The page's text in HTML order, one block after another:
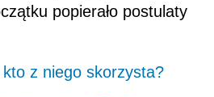
popierało postulaty
z niego skorzysta?